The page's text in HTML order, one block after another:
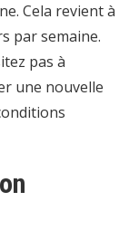
Cela revient à
par semaine.
pas à
une nouvelle